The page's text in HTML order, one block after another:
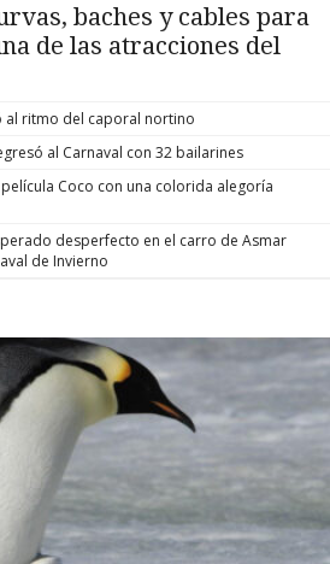
baches y cables para
de las atracciones del
al ritmo del caporal nortino
al Carnaval con 32 bailarines
Coco con una colorida alegoría
desperfecto en el carro de Asmar
de Invierno